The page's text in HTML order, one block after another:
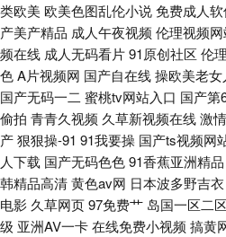
类欧美 欧美色图乱伦小说免费成人
产美产精品 成人午夜视频 伦理视频
频在线 成人无码看片91原创社区 伦
色A片视频网 国产自在线操欧美老女
国产无码一二 蜜桃tv网站入口 国产第
偷拍 青青久视频 久草新视频在线激
产狠狠操-91 91我要操 国产ts视频网
人下载 国产无码色色91香蕉亚洲精品
韩精品高清黄色av网 日本波多野吉衣
电影 久草网页97免费艹 岛国一区二区
级 亚洲AV一卡在线免费小视频 搞黄